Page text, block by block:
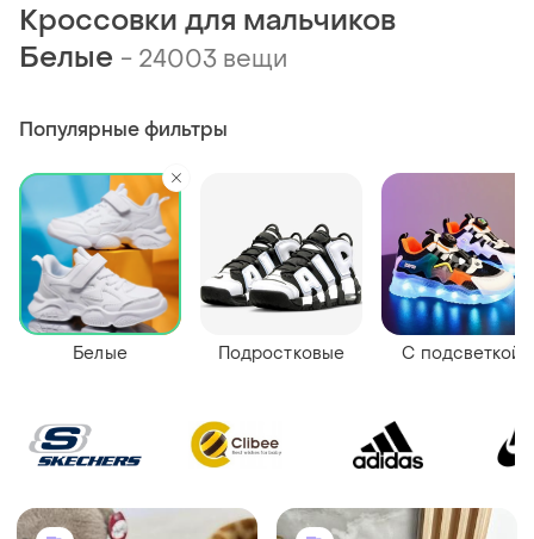
Кроссовки для мальчиков
Белые - 24003 вещи
Популярные фильтры
Белые Подростковые С подсветкой